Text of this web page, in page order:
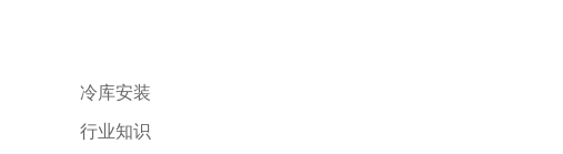
冷库安装
行业知识